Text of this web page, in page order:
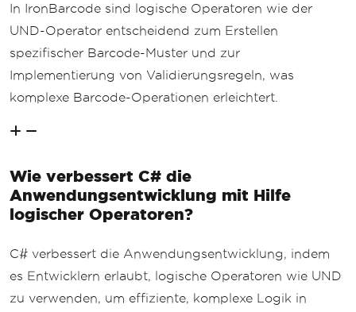
In IronBarcode sind logische Operatoren wie der
UND-Operator entscheidend zum Erstellen
spezifischer Barcode-Muster und zur
Implementierung von Validierungsregeln, was
komplexe Barcode-Operationen erleichtert.
Wie verbessert C# die
Anwendungsentwicklung mit Hilfe
logischer Operatoren?
C# verbessert die Anwendungsentwicklung, indem
es Entwicklern erlaubt, logische Operatoren wie UND
zu verwenden, um effiziente, komplexe Logik in